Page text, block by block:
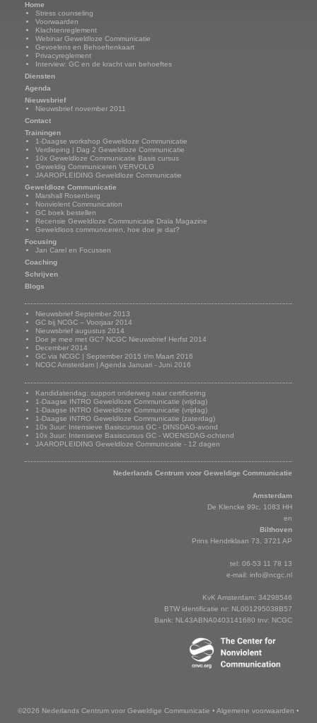
Home
Stress counseling
Voorwaarden
Klachtenreglement
Webinar Geweldloze Communicatie
Gevoelens en Behoeftenkaart
Privacyreglement
Interview: GC en de kracht van behoeftes
Diensten
Agenda
Nieuwsbrief
Nieuwsbrief november 2011
Contact
Trainingen
1-Daagse workshop Geweldoze Communicatie
Verdieping | Dag 2 Geweldloze Communicatie
10x Geweldloze Communicatie Basis cursus
Geweldig Communiceren VERVOLG
JAAROPLEIDING Geweldloze Communicatie
Geweldloze Communicatie
Marshall Rosenberg
Nonviolent Communication
GC boek bestellen
Recensie Geweldloze Communicatie Drala Magazine
Geweldloos communiceren, hoe doe je dat?
Focusing
Jan Carel en Focussen
Coaching
Schrijven
Blogs
Nieuwsbrief September 2013
GC bij NCGC – Voorjaar 2014
Nieuwsbrief augustus 2014
Doe je mee met GC? NCGC Nieuwsbrief Herfst 2014
December 2014
GC via NCGC | September 2015 t/m Maart 2016
NCGC Amsterdam | Agenda Januari - Juni 2016
Kandidatendag: support onderweg naar certificering
1-Daagse INTRO Geweldloze Communicatie (vrijdag)
1-Daagse INTRO Geweldloze Communicatie (vrijdag)
1-Daagse INTRO Geweldloze Communicatie (zaterdag)
10x 3uur: Intensieve Basiscursus GC - DINSDAG-avond
10x 3uur: Intensieve Basiscursus GC - WOENSDAG-ochtend
JAAROPLEIDING Geweldloze Communicatie - 12 dagen
Nederlands Centrum voor Geweldige Communicatie
Amsterdam
De Klencke 99c, 1083 HH
en
Bilthoven
Prins Hendriklaan 73, 3721 AP
tel: 06-53 11 78 13
e-mail: info@ncgc.nl
KvK Amsterdam: 34298546
BTW identificatie nr: NL001295038B57
Bank: NL43ABNA0403141680 tnv: NCGC
©2026 Nederlands Centrum voor Geweldige Communicatie • Algemene voorwaarden •